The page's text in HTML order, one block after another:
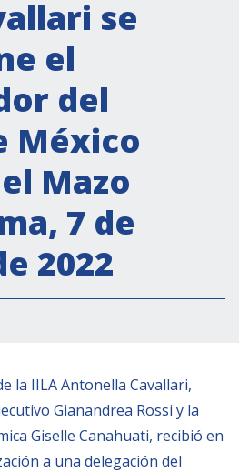
científica
América Latina y el Caribe
de la igualdad de
económico
se
el
del
México
Mazo
7 de
2022
la IILA Antonella Cavallari,
Gianandrea Rossi y la
Giselle Canahuati, recibió en
a una delegación del